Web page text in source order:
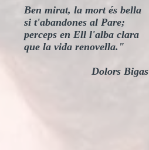
Ben mirat, la mort és bella
si t'abandones al Pare;
perceps en Ell l'alba clara
que la vida renovella."
Dolors Bigas